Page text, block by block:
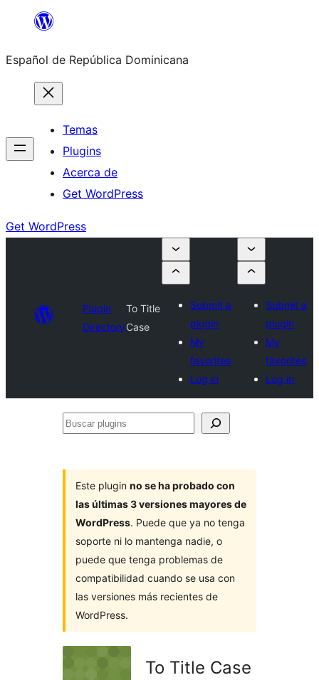
Saltar
contenido
Español de República Dominicana
Temas
Plugins
Acerca de
Get WordPress
Get WordPress
Plugin
Directory
To Title
Case
Submit a
plugin
My
favorites
Log in
Submit a
plugin
My
favorites
Log in
Buscar
Este plugin no se ha probado con
las últimas 3 versiones mayores de
WordPress. Puede que ya no tenga
soporte ni lo mantenga nadie, o
puede que tenga problemas de
compatibilidad cuando se usa con
las versiones más recientes de
WordPress.
To Title Case